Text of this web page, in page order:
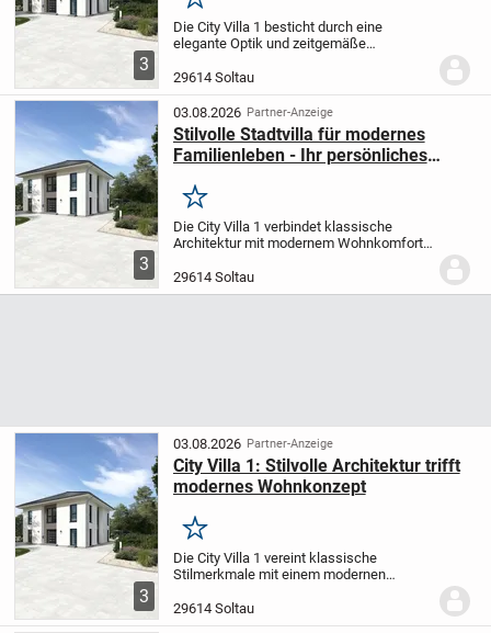
3
Merken
Die City Villa 1 besticht durch eine
elegante Optik und zeitgemäße
Esszimmer eignet sich hervorragend für
gemeinsame Stunden mit Ihren Liebsten.
Im Obergeschoss...
29614 Soltau
3
03.08.2026 Partner-Anzeige
Stilvolle Stadtvilla für modernes
Familienleben - Ihr persönliches
Merken
Die City Villa 1 verbindet klassische
Architektur mit modernem Wohnkomfort.
der ideale Ort für entspannte Stunden mit
Ihren Liebsten oder gesellige Abende
29614 Soltau
3
03.08.2026 Partner-Anzeige
City Villa 1: Stilvolle Architektur trifft
modernes Wohnkonzept
Merken
Die City Villa 1 vereint klassische
Stilmerkmale mit einem modernen
für Wohnen und Essen schaffen eine
behagliche Atmosphäre - ideal für
29614 Soltau